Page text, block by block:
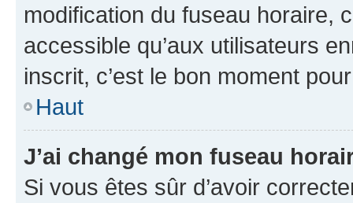
modification du fuseau horaire,
accessible qu’aux utilisateurs
inscrit, c’est le bon moment
Haut
J’ai changé mon fuseau
Si vous êtes sûr d’avoir